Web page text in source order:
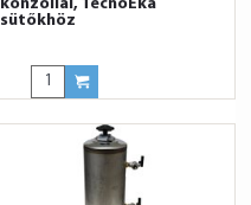
konzollal, TecnoEka
sütőkhöz